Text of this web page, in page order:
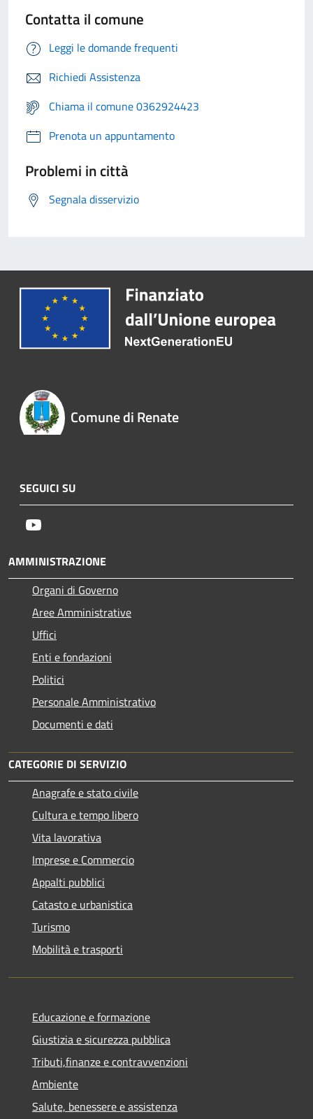
Contatta il comune
Leggi le domande frequenti
Richiedi Assistenza
Chiama il comune 0362924423
Prenota un appuntamento
Problemi in città
Segnala disservizio
Comune di Renate
SEGUICI SU
AMMINISTRAZIONE
Organi di Governo
Aree Amministrative
Uffici
Enti e fondazioni
Politici
Personale Amministrativo
Documenti e dati
CATEGORIE DI SERVIZIO
Anagrafe e stato civile
Cultura e tempo libero
Vita lavorativa
Imprese e Commercio
Appalti pubblici
Catasto e urbanistica
Turismo
Mobilità e trasporti
Educazione e formazione
Giustizia e sicurezza pubblica
Tributi,finanze e contravvenzioni
Ambiente
Salute, benessere e assistenza